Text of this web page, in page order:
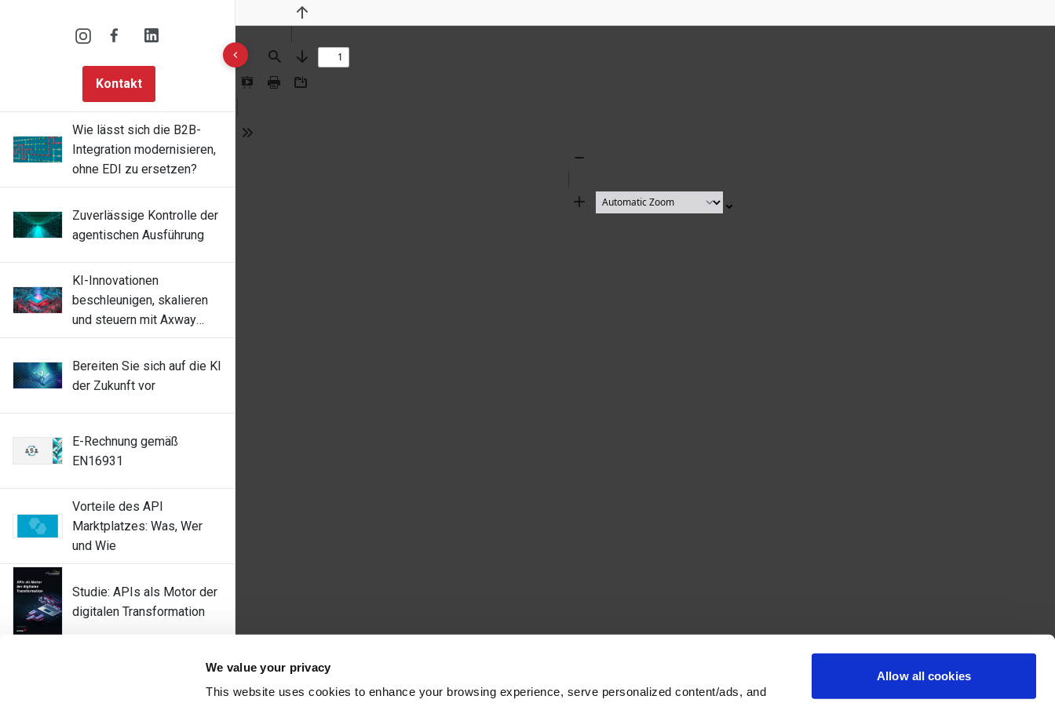
We value your privacy
This website uses cookies to enhance your browsing experience, serve personalized content/ads, and
Allow all cookies
Kontakt
10 results found
Wie lässt sich die B2B-
Integration modernisieren,
ohne EDI zu ersetzen?
Zuverlässige Kontrolle der
agentischen Ausführung
KI-Innovationen
beschleunigen, skalieren
und steuern mit Axway
Amplify Fusion
Bereiten Sie sich auf die KI
der Zukunft vor
E-Rechnung gemäß
EN16931
Vorteile des API
Marktplatzes: Was, Wer
und Wie
Studie: APIs als Motor der
digitalen Transformation
Integration Infrastrukturen:
Find
Previous
Next
Presentation
Print Download
Tools
Zoom